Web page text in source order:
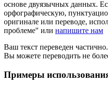
основе двуязычных данных.
орфографическую,
оригинале или переводе,
проблеме" или напишите нам
Ваш текст переведен частично.
Вы можете переводить не
Примеры